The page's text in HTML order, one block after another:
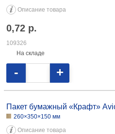
Описание товара
0,72 р.
109326
На складе
- +
Пакет бумажный «Крафт»
260×350×150 мм
Описание товара